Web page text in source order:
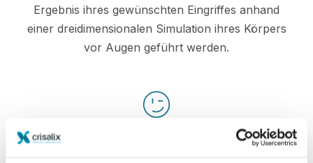
Ergebnis ihres gewünschten Eingriffes anhand
einer dreidimensionalen Simulation ihres Körpers
vor Augen geführt werden.